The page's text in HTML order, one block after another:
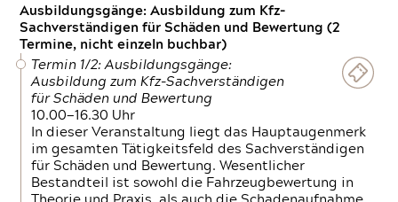
Ausbildungsgänge: Ausbildung zum Kfz-
Sachverständigen für Schäden und Bewertung (2
Termine, nicht einzeln buchbar)
Termin 1/2: Ausbildungsgänge:
Ausbildung zum Kfz-Sachverständigen
für Schäden und Bewertung
10.00—16.30 Uhr
In dieser Veranstaltung liegt das Hauptaugenmerk
im gesamten Tätigkeitsfeld des Sachverständigen
für Schäden und Bewertung. Wesentlicher
Bestandteil ist sowohl die Fahrzeugbewertung in